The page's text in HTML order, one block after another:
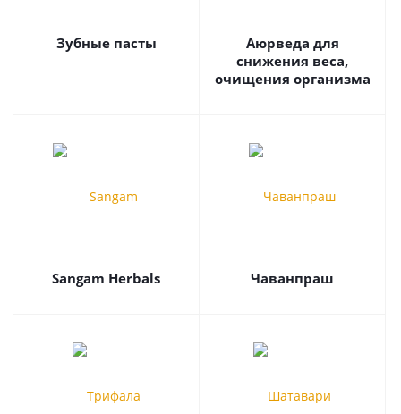
Зубные пасты
Аюрведа для
снижения веса,
очищения организма
Sangam Herbals Чаванпраш